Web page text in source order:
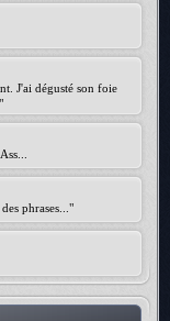
J'ai dégusté son foie
phrases..."